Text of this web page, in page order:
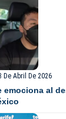
De Abril De 2026
emociona al